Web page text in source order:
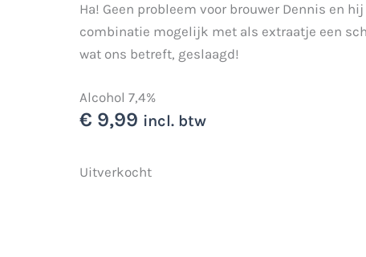
Ha! Geen probleem voor brouwer Dennis en
combinatie mogelijk met als extraatje een
wat ons betreft, geslaagd!
Alcohol 7,4%
€ 9,99 incl. btw
Uitverkocht